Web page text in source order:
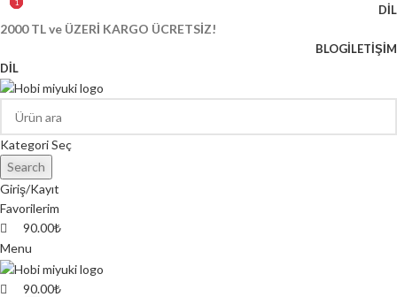
DIL
2000 TL ve ÜZERİ KARGO ÜCRETSİZ!
BLOGİLETIŞIM
DIL
Kategori Seç
Search
Giriş/Kayıt
Favorilerim
1
90.00₺
Menu
1
90.00₺
1